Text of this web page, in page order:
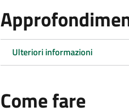
Ulteriori informazioni
Come fare